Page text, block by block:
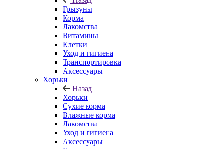
Грызуны
Корма
Лакомства
Витамины
Клетки
Уход и гигиена
Транспортировка
Аксессуары
Хорьки
Назад
Хорьки
Сухие корма
Влажные корма
Лакомства
Уход и гигиена
Аксессуары